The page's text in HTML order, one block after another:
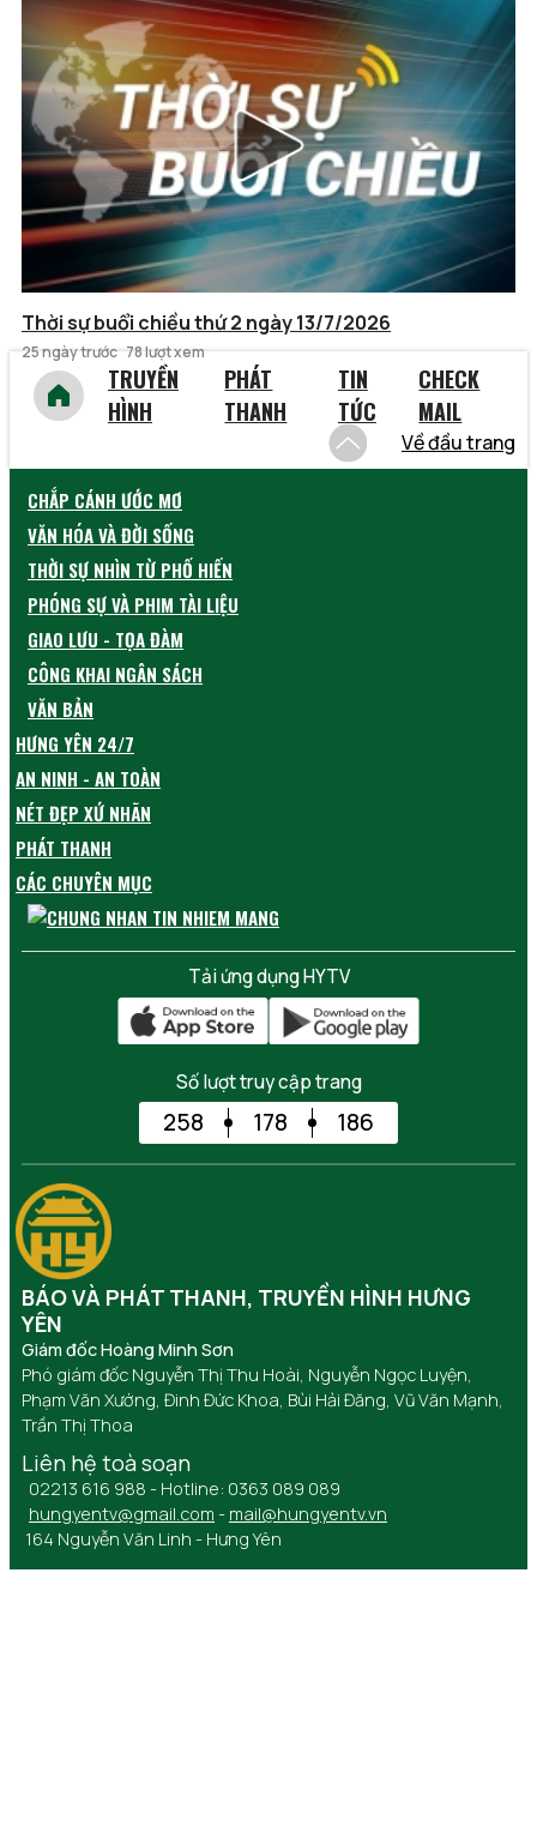
Thời sự buổi chiều thứ 2 ngày 13/7/2026
25 ngày trước 78 lượt xem
TRUYỀN
HÌNH
PHÁT
THANH
TIN
TỨC
CHECK
MAIL
Về đầu trang
CHẮP CÁNH ƯỚC MƠ
VĂN HÓA VÀ ĐỜI SỐNG
THỜI SỰ NHÌN TỪ PHỐ HIẾN
PHÓNG SỰ VÀ PHIM TÀI LIỆU
GIAO LƯU - TỌA ĐÀM
CÔNG KHAI NGÂN SÁCH
VĂN BẢN
HƯNG YÊN 24/7
AN NINH - AN TOÀN
NÉT ĐẸP XỨ NHÃN
PHÁT THANH
CÁC CHUYÊN MỤC
Tải ứng dụng HYTV
Số lượt truy cập trang
258 178 186
BÁO VÀ PHÁT THANH, TRUYỀN HÌNH HƯNG
YÊN
Giám đốc Hoàng Minh Sơn
Phó giám đốc Nguyễn Thị Thu Hoài, Nguyễn Ngọc Luyện,
Phạm Văn Xướng, Đinh Đức Khoa, Bùi Hải Đăng, Vũ Văn Mạnh,
Trần Thị Thoa
Liên hệ toà soạn
02213 616 988 - Hotline: 0363 089 089
hungyentv@gmail.com - mail@hungyentv.vn
164 Nguyễn Văn Linh - Hưng Yên